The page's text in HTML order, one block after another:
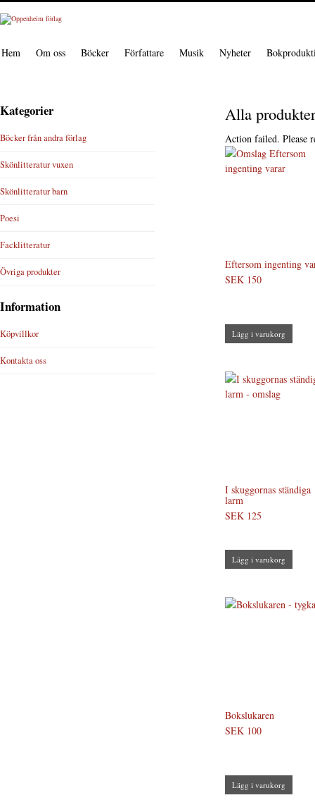
Hem Om oss Böcker Författare Musik Nyheter
Alla produkter
Action failed. Please
Eftersom ingenting
SEK 150
Lägg i varukorg
I skuggornas ständiga
larm
SEK 125
Lägg i varukorg
Bokslukaren
SEK 100
Lägg i varukorg
Kategorier
Böcker från andra förlag
Skönlitteratur vuxen
Skönlitteratur barn
Poesi
Facklitteratur
Övriga produkter
Information
Köpvillkor
Kontakta oss